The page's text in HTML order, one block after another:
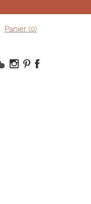
Panier (0)